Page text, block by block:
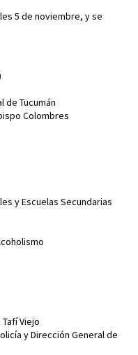
5 de noviembre, y se
de Tucumán
Colombres
y Escuelas Secundarias
Viejo
y Dirección General de